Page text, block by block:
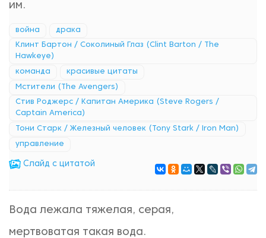
им.
война драка
Клинт Бартон / Соколиный Глаз (Clint Barton / The
Hawkeye)
команда красивые цитаты
Мстители (The Avengers)
Стив Роджерс / Капитан Америка (Steve Rogers /
Captain America)
Тони Старк / Железный человек (Tony Stark / Iron Man)
управление
Cлайд с цитатой
Вода лежала тяжелая, серая,
мертвоватая такая вода.